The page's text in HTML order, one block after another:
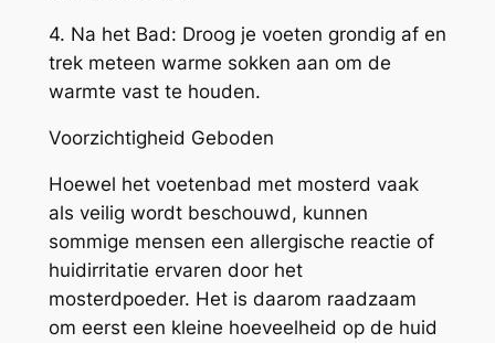
4. Na het Bad: Droog je voeten grondig af en
trek meteen warme sokken aan om de
warmte vast te houden.
Voorzichtigheid Geboden
Hoewel het voetenbad met mosterd vaak
als veilig wordt beschouwd, kunnen
sommige mensen een allergische reactie of
huidirritatie ervaren door het
mosterdpoeder. Het is daarom raadzaam
om eerst een kleine hoeveelheid op de huid